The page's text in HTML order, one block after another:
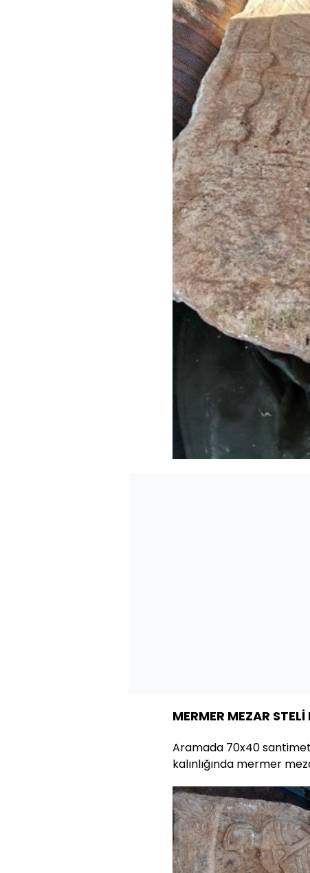
MERMER MEZAR STELİ
Aramada 70x40
kalınlığında mermer